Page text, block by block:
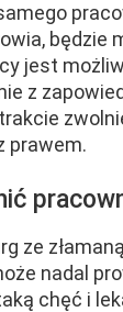
będzie
jest
z
prawem.
ze
nadal
chęć i